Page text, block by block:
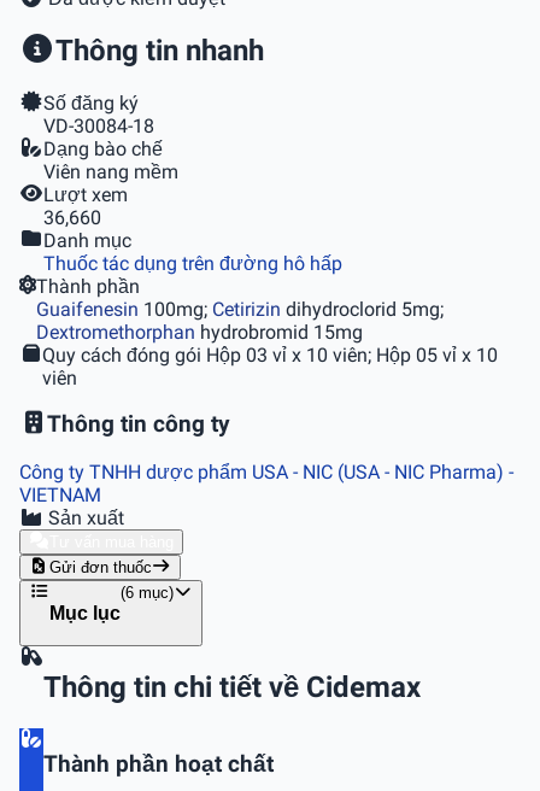
Thông tin nhanh
Số đăng ký
VD-30084-18
Dạng bào chế
Viên nang mềm
Lượt xem
36,660
Danh mục
Thuốc tác dụng trên đường hô hấp
Thành phần
Guaifenesin 100mg; Cetirizin dihydroclorid 5mg;
Dextromethorphan hydrobromid 15mg
Quy cách đóng gói Hộp 03 vỉ x 10 viên; Hộp 05 vỉ x 10
viên
Thông tin công ty
Công ty TNHH dược phẩm USA - NIC (USA - NIC Pharma) -
VIETNAM
Sản xuất
Gửi đơn thuốc
Mục lục
(6 mục)
Thông tin chi tiết về Cidemax
Thành phần hoạt chất